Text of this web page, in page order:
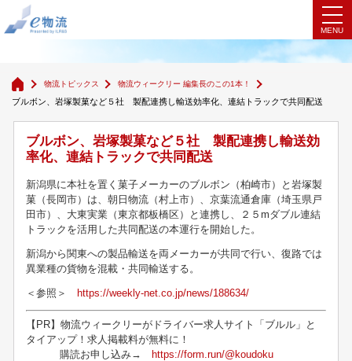
物流ウィークリー 編集長のこの1本！
物流トピックス 物流ウィークリー 編集長のこの1本！
ブルボン、岩塚製菓など５社 製配連携し輸送効率化、連結トラックで共同配送
ブルボン、岩塚製菓など５社 製配連携し輸送効
率化、連結トラックで共同配送
新潟県に本社を置く菓子メーカーのブルボン（柏崎市）と岩塚製
菓（長岡市）は、朝日物流（村上市）、京葉流通倉庫（埼玉県戸
田市）、大東実業（東京都板橋区）と連携し、２５mダブル連結
トラックを活用した共同配送の本運行を開始した。
新潟から関東への製品輸送を両メーカーが共同で行い、復路では
異業種の貨物を混載・共同輸送する。
＜参照＞ https://weekly-net.co.jp/news/188634/
【PR】物流ウィークリーがドライバー求人サイト「ブルル」と
タイアップ！求人掲載料が無料に！
購読お申し込み→https://form.run/@koudoku